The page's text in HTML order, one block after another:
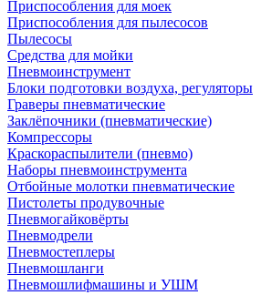
Приспособления для моек
Приспособления для пылесосов
Пылесосы
Средства для мойки
Пневмоинструмент
Блоки подготовки воздуха, регуляторы
Граверы пневматические
Заклёпочники (пневматические)
Компрессоры
Краскораспылители (пневмо)
Наборы пневмоинструмента
Отбойные молотки пневматические
Пистолеты продувочные
Пневмогайковёрты
Пневмодрели
Пневмостеплеры
Пневмошланги
Пневмошлифмашины и УШМ